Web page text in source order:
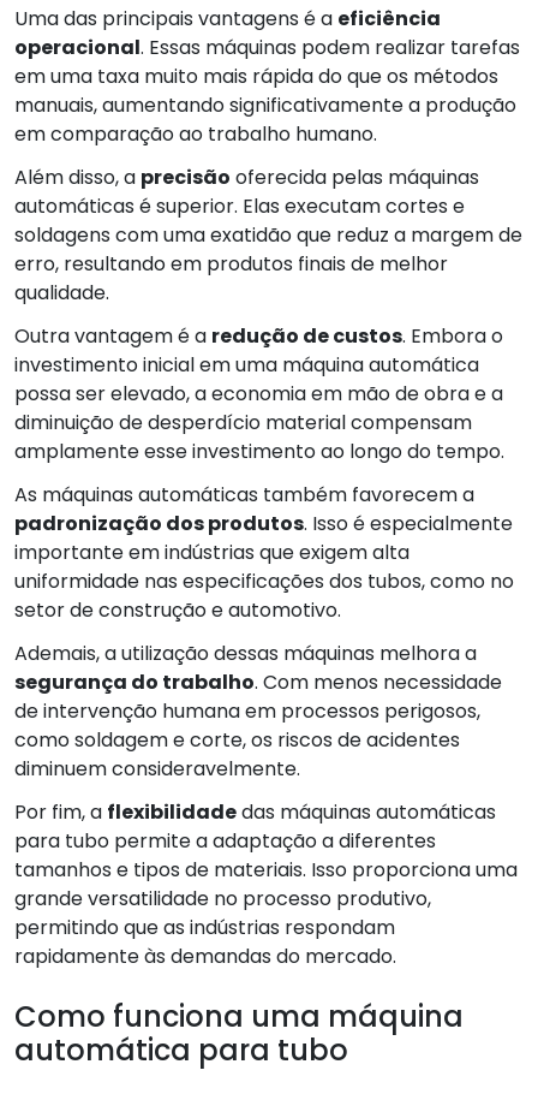
Uma das principais vantagens é a eficiência
operacional. Essas máquinas podem realizar tarefas
em uma taxa muito mais rápida do que os métodos
manuais, aumentando significativamente a produção
em comparação ao trabalho humano.
Além disso, a precisão oferecida pelas máquinas
automáticas é superior. Elas executam cortes e
soldagens com uma exatidão que reduz a margem de
erro, resultando em produtos finais de melhor
qualidade.
Outra vantagem é a redução de custos. Embora o
investimento inicial em uma máquina automática
possa ser elevado, a economia em mão de obra e a
diminuição de desperdício material compensam
amplamente esse investimento ao longo do tempo.
As máquinas automáticas também favorecem a
padronização dos produtos. Isso é especialmente
importante em indústrias que exigem alta
uniformidade nas especificações dos tubos, como no
setor de construção e automotivo.
Ademais, a utilização dessas máquinas melhora a
segurança do trabalho. Com menos necessidade
de intervenção humana em processos perigosos,
como soldagem e corte, os riscos de acidentes
diminuem consideravelmente.
Por fim, a flexibilidadedas máquinas automáticas
para tubo permite a adaptação a diferentes
tamanhos e tipos de materiais. Isso proporciona uma
grande versatilidade no processo produtivo,
permitindo que as indústrias respondam
rapidamente às demandas do mercado.
Como funciona uma máquina
automática para tubo